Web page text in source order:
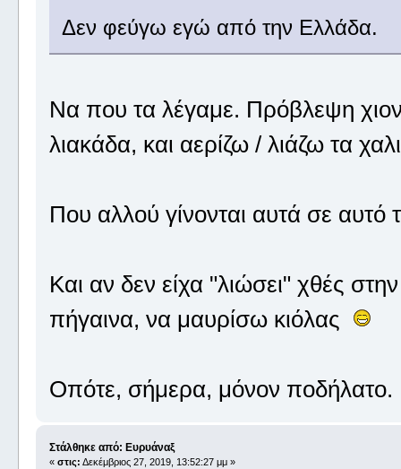
Δεν φεύγω εγώ από την Ελλάδα.
Να που τα λέγαμε. Πρόβλεψη
λιακάδα, και αερίζω / λιάζω τα
Που αλλού γίνονται αυτά σε
Και αν δεν είχα "λιώσει" χθές
πήγαινα, να μαυρίσω κιόλας
Οπότε, σήμερα, μόνον
Στάλθηκε από: Ευρυάναξ
« στις: Δεκέμβριος 27, 2019, 13:52:27 μμ »